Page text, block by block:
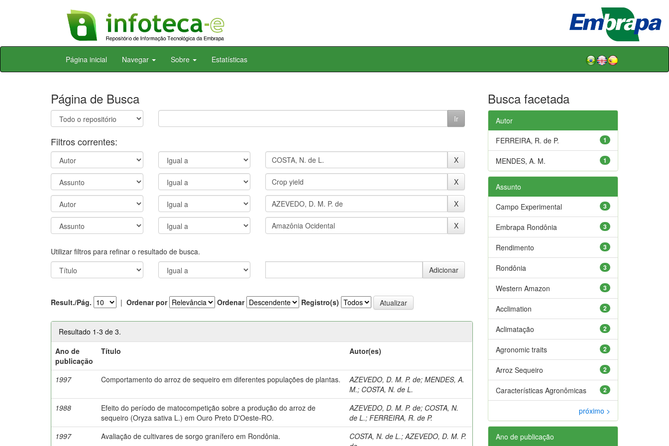
Skip
Página inicial Navegar Sobre Estatísticas
Página de Busca
Filtros correntes:
Utilizar filtros para refinar o resultado de busca.
Result./Pág. | Ordenar por Ordenar Registro(s)
Resultado 1-3 de 3.
Ano de
publicação
Título Autor(es)
1997 Comportamento do arroz de sequeiro em diferentes populações de plantas. AZEVEDO, D. M. P. de;MENDES, A.
M.; COSTA, N. de L.
1988
Efeito do período de matocompetição sobre a produção do arroz de
sequeiro (Oryza sativa L.) em Ouro Preto D'Oeste-RO.
AZEVEDO, D. M. P. de; COSTA, N.
de L.;FERREIRA, R. de P.
1997
Avaliação de cultivares de sorgo granífero em Rondônia. COSTA, N. de L.;AZEVEDO, D. M. P.
Busca facetada
Autor
1
FERREIRA, R. de P.
1
MENDES, A. M.
Assunto
3
Campo Experimental
3
Embrapa Rondônia
3
Rendimento
3
Rondônia
3
Western Amazon
2
Acclimation
2
Aclimatação
2
Agronomic traits
2
Arroz Sequeiro
2
Características Agronômicas
próximo >
Ano de publicação